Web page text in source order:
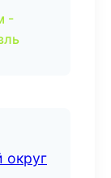
-
округ